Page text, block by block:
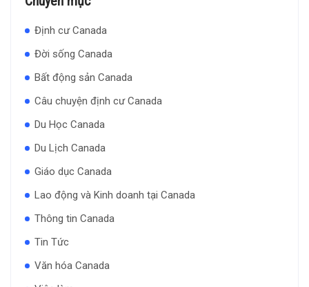
Định cư Canada
Đời sống Canada
Bất động sản Canada
Câu chuyện định cư Canada
Du Học Canada
Du Lịch Canada
Giáo dục Canada
Lao động và Kinh doanh tại Canada
Thông tin Canada
Tin Tức
Văn hóa Canada